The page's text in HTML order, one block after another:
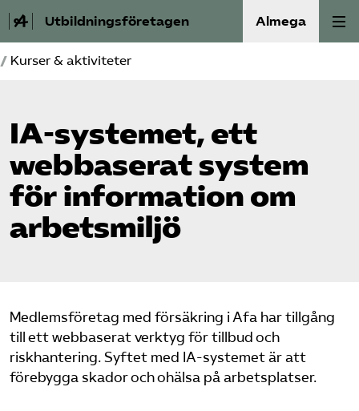
Utbildningsföretagen Almega
Våra frågor
Auktorisation
Bli medlem
/ Kurser & aktiviteter
IA-systemet, ett
webbaserat system
för information om
arbetsmiljö
Medlemsföretag med försäkring i Afa har tillgång
till ett webbaserat verktyg för tillbud och
riskhantering. Syftet med IA-systemet är att
förebygga skador och ohälsa på arbetsplatser.